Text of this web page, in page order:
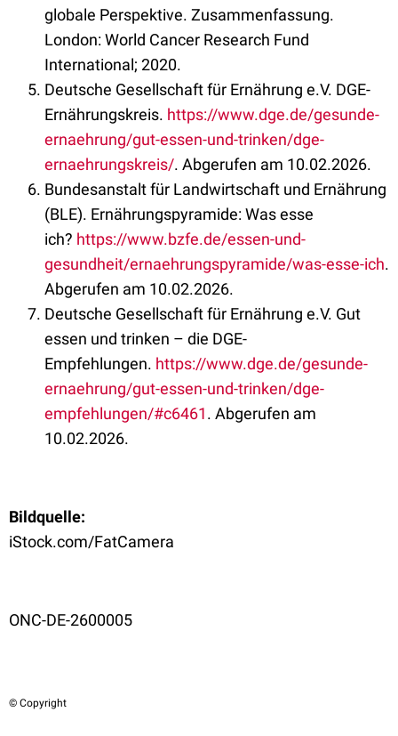
globale Perspektive. Zusammenfassung.
London: World Cancer Research Fund
International; 2020.
Deutsche Gesellschaft für Ernährung e.V. DGE-
Ernährungskreis. https://www.dge.de/gesunde-
ernaehrung/gut-essen-und-trinken/dge-
ernaehrungskreis/. Abgerufen am 10.02.2026.
Bundesanstalt für Landwirtschaft und Ernährung
(BLE). Ernährungspyramide: Was esse
ich? https://www.bzfe.de/essen-und-
gesundheit/ernaehrungspyramide/was-esse-ich.
Abgerufen am 10.02.2026.
Deutsche Gesellschaft für Ernährung e.V. Gut
essen und trinken – die DGE-
Empfehlungen. https://www.dge.de/gesunde-
ernaehrung/gut-essen-und-trinken/dge-
empfehlungen/#c6461. Abgerufen am
10.02.2026.
Bildquelle:
iStock.com/FatCamera
ONC-DE-2600005
© Copyright